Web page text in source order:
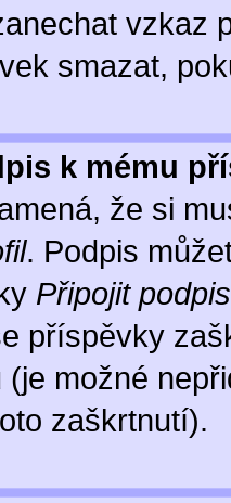
vzkaz
smazat,
k mému
že si
. Podpis
Připojit podpis
příspěvky
(je možné
zaškrtnutí).